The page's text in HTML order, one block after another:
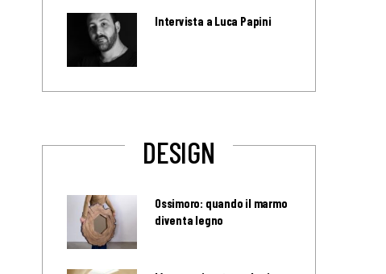
Intervista a Luca Papini
DESIGN
Ossimoro: quando il marmo
diventa legno